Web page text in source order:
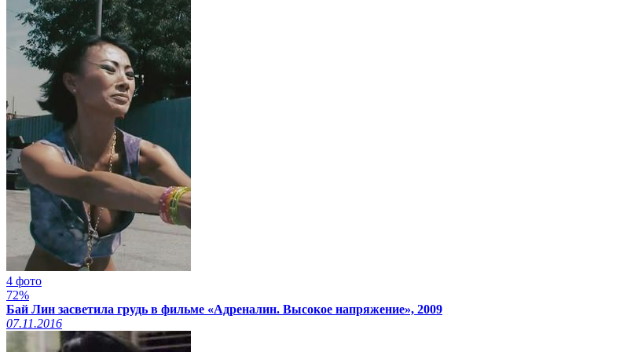
4 фото
72%
Бай Лин засветила грудь в фильме «Адреналин. Высокое напряжение», 2009
07.11.2016